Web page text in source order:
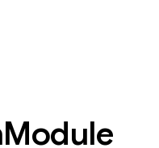
Module